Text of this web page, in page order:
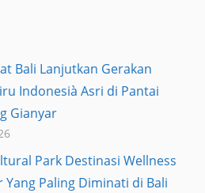
Bali Lanjutkan Gerakan
Indonesià Asri di Pantai
Gianyar
Park Destinasi Wellness
Yang Paling Diminati di Bali